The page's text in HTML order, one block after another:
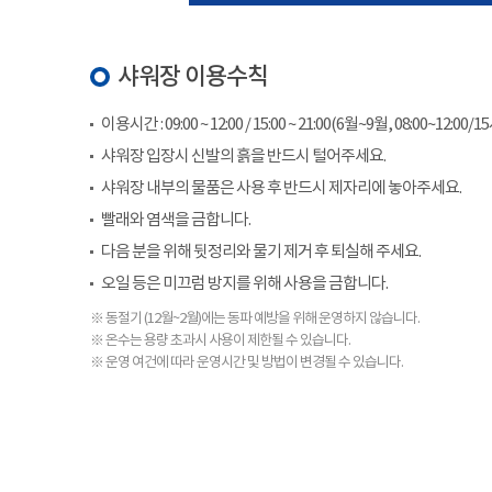
샤워장 이용수칙
이용시간 : 09:00 ~ 12:00 / 15:00 ~ 21:00(6월~9월, 08:00~12:00/
샤워장 입장시 신발의 흙을 반드시 털어주세요.
샤워장 내부의 물품은 사용 후 반드시 제자리에 놓아주세요.
빨래와 염색을 금합니다.
다음 분을 위해 뒷정리와 물기 제거 후 퇴실해 주세요.
오일 등은 미끄럼 방지를 위해 사용을 금합니다.
※ 동절기 (12월~2월)에는 동파 예방을 위해 운영하지 않습니다.
※ 온수는 용량 초과시 사용이 제한될 수 있습니다.
※ 운영 여건에 따라 운영시간 및 방법이 변경될 수 있습니다.